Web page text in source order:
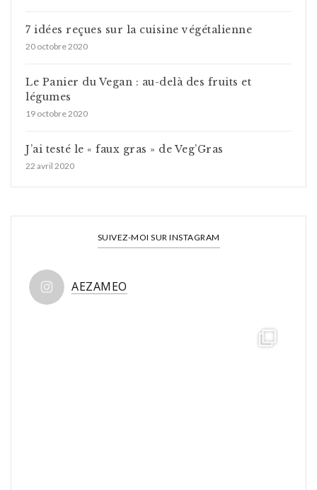
7 idées reçues sur la cuisine végétalienne
20 octobre 2020
Le Panier du Vegan : au-delà des fruits et
légumes
19 octobre 2020
J’ai testé le « faux gras » de Veg’Gras
22 avril 2020
SUIVEZ-MOI SUR INSTAGRAM
AEZAMEO